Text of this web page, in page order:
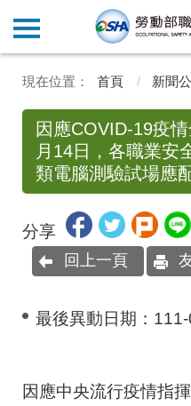
首頁 新聞
因應COVID-19疫
月14日，各職業安
類電腦測驗試場應
分享
回上一頁
最後異動日期：
因應中央流行疫情指